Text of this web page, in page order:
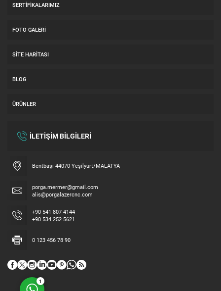
SERTIFIKALARIMIZ
FOTO GALERI
SITE HARITASI
BLOG
ÜRÜNLER
İLETİŞİM BİLGİLERİ
Bentbaşı 44070 Yeşilyurt/MALATYA
porga.mermer@gmail.com
alis@porgalazercnc.com
+90 541 807 4144
+90 534 252 5621
0 123 456 78 90
1